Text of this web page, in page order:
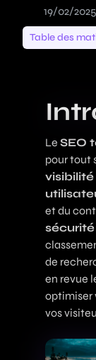
19/02/2025
Table des
Le SEO
pour tout
visibilité
et du
sécurité
de
en revue
optimiser
vos